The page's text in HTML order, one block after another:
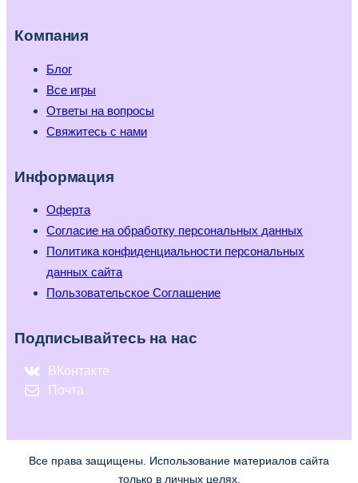
Компания
Блог
Все игры
Ответы на вопросы
Свяжитесь с нами
Информация
Оферта
Согласие на обработку персональных данных
Политика конфиденциальности персональных
данных сайта
Пользовательское Соглашение
Подписывайтесь на нас
ВКонтакте
Почта
Все права защищены. Использование материалов сайта
только в личных целях.